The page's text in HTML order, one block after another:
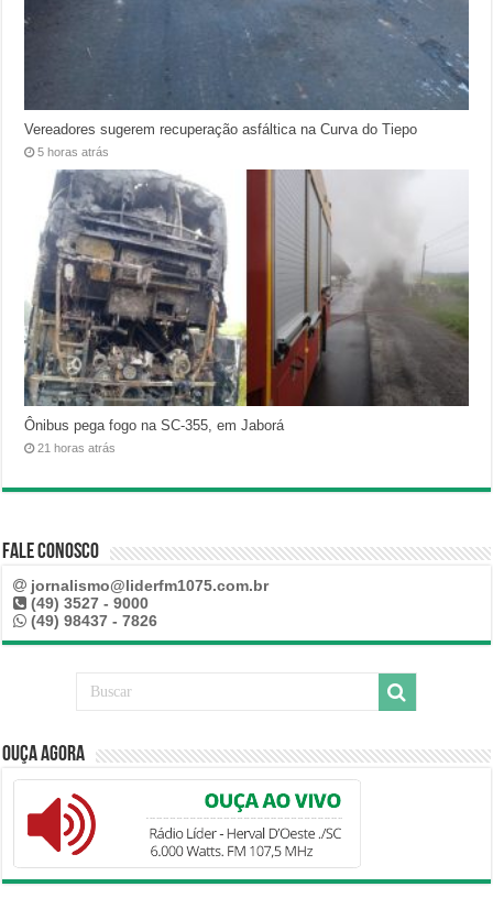
Vereadores sugerem recuperação asfáltica na Curva do Tiepo
5 horas atrás
Ônibus pega fogo na SC-355, em Jaborá
21 horas atrás
Fale Conosco
jornalismo@liderfm1075.com.br
(49) 3527 - 9000
(49) 98437 - 7826
Ouça Agora